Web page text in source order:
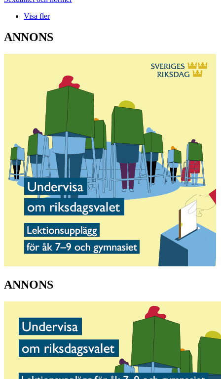
Visa fler
ANNONS
ANNONS